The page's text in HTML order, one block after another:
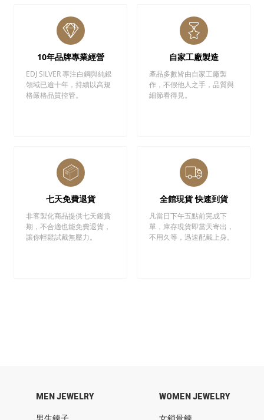
10年品牌專業經營
EDJ SILVER 專注白鋼與純銀
領域已逾十年，持續以高規
格嚴格品質控管。
自家工廠製造
產品多數皆由自家工廠製
作，不假他人之手，品質與
細節看得見。
七天免費退貨
非客製化商品提供七天鑑賞
期，不合適也能免費退貨，
讓你輕鬆試戴無壓力。
全館現貨 快速到貨
凡當日下午五點前完成下
單，庫存現貨即當天寄出，
不用久等，迅速配戴上身。
MEN JEWELRY WOMEN JEWELRY